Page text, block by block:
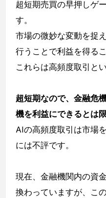
超短期売買の早押しゲ
す。
市場の微妙な変動を捉
行うことで利益を得る
これらは高頻度取引と
超短期なので、金融危
機を利益にできるとは
AIの高頻度取引は市場
には不評です。
現在、金融機関内の資
換わっていますが、こ